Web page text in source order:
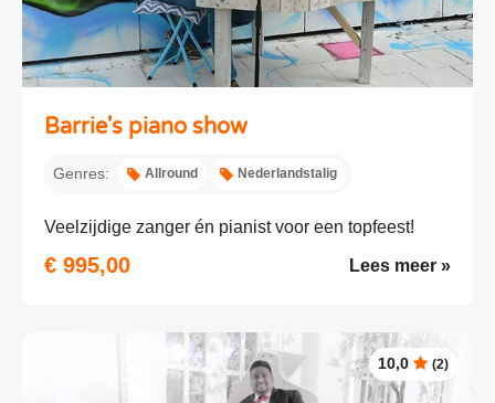
Barrie's piano show
Genres: Allround Nederlandstalig
Veelzijdige zanger én pianist voor een topfeest!
€ 995,00 Lees meer »
10,0 (2)